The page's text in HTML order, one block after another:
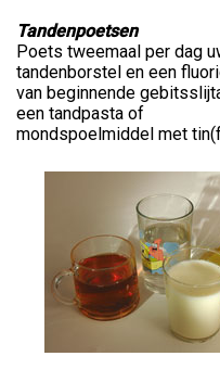
Tandenpoetsen
Poets tweemaal per dag
tandenborstel en een
van beginnende
een tandpasta of
mondspoelmiddel met